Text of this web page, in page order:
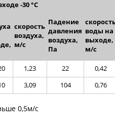
-30 °C
скорость
воздуха,
м/с
Падение
давления
воздуха,
Па
воды на
выходе,
м/с
1,23 22 0,42
3,09 104 0,76
0,5м/с